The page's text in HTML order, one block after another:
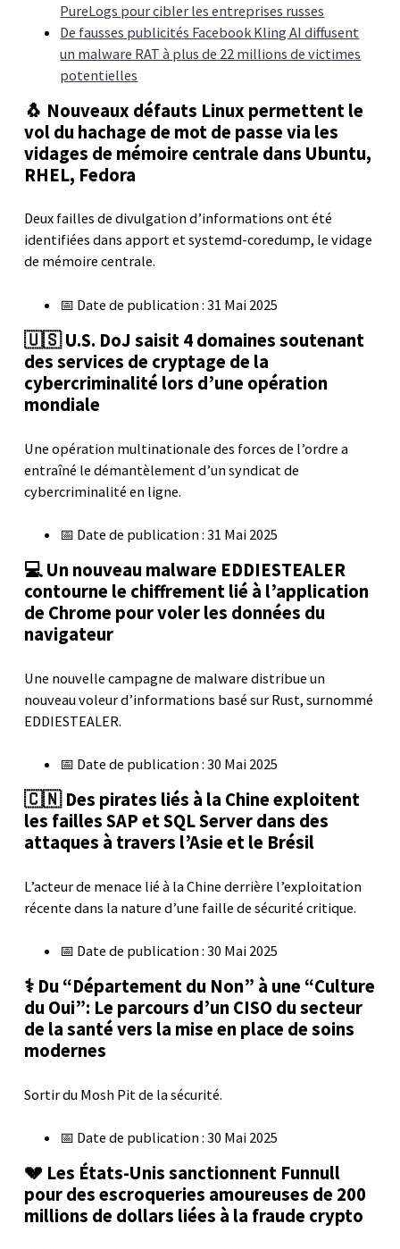
PureLogs pour cibler les entreprises russes
De fausses publicités Facebook Kling AI diffusent
un malware RAT à plus de 22 millions de victimes
potentielles
🐧 Nouveaux défauts Linux permettent le
vol du hachage de mot de passe via les
vidages de mémoire centrale dans Ubuntu,
RHEL, Fedora
Deux failles de divulgation d’informations ont été
identifiées dans apport et systemd-coredump, le vidage
de mémoire centrale.
📅 Date de publication : 31 Mai 2025
🇺🇸 U.S. DoJ saisit 4 domaines soutenant
des services de cryptage de la
cybercriminalité lors d’une opération
mondiale
Une opération multinationale des forces de l’ordre a
entraîné le démantèlement d’un syndicat de
cybercriminalité en ligne.
📅 Date de publication : 31 Mai 2025
💻 Un nouveau malware EDDIESTEALER
contourne le chiffrement lié à l’application
de Chrome pour voler les données du
navigateur
Une nouvelle campagne de malware distribue un
nouveau voleur d’informations basé sur Rust, surnommé
EDDIESTEALER.
📅 Date de publication : 30 Mai 2025
🇨🇳 Des pirates liés à la Chine exploitent
les failles SAP et SQL Server dans des
attaques à travers l’Asie et le Brésil
L’acteur de menace lié à la Chine derrière l’exploitation
récente dans la nature d’une faille de sécurité critique.
📅 Date de publication : 30 Mai 2025
⚕️ Du “Département du Non” à une “Culture
du Oui”: Le parcours d’un CISO du secteur
de la santé vers la mise en place de soins
modernes
Sortir du Mosh Pit de la sécurité.
📅 Date de publication : 30 Mai 2025
💔 Les États-Unis sanctionnent Funnull
pour des escroqueries amoureuses de 200
millions de dollars liées à la fraude crypto